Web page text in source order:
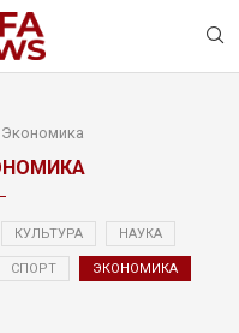
Экономика
КУЛЬТУРА НАУКА
СПОРТ ЭКОНОМИКА